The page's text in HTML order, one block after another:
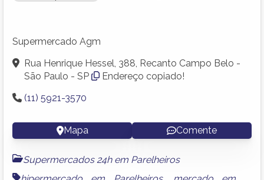
Supermercado Agm
Rua Henrique Hessel, 388, Recanto Campo Belo -
São Paulo - SP
Endereço copiado!
(11) 5921-3570
Mapa Comente
Supermercados 24h em Parelheiros